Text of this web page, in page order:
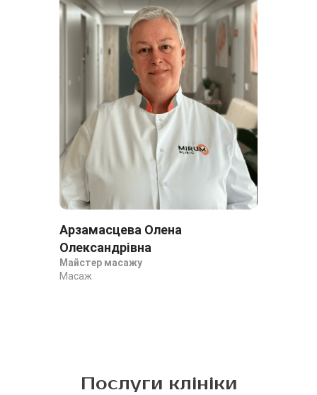
Арзамасцева Олена
Олександрівна
Майстер масажу
Масаж
Послуги клініки